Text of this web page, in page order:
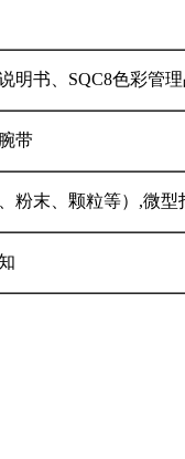
明书、SQC8色彩管
带
粉末、颗粒等）,微